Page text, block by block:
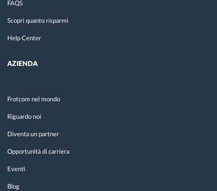
FAQS
Scopri quanto risparmi
Help Center
AZIENDA
Frotcom nel mondo
Riguardo noi
Diventa un partner
Opportunità di carriera
Eventi
Blog